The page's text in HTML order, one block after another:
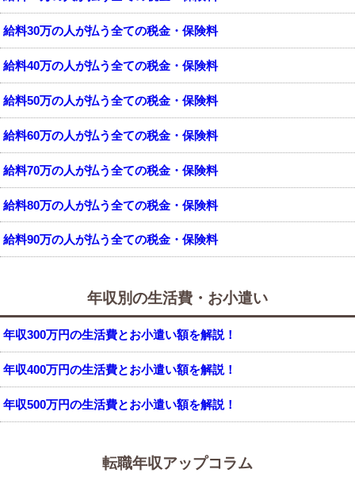
給料30万の人が払う全ての税金・保険料
給料40万の人が払う全ての税金・保険料
給料50万の人が払う全ての税金・保険料
給料60万の人が払う全ての税金・保険料
給料70万の人が払う全ての税金・保険料
給料80万の人が払う全ての税金・保険料
給料90万の人が払う全ての税金・保険料
年収別の生活費・お小遣い
年収300万円の生活費とお小遣い額を解説！
年収400万円の生活費とお小遣い額を解説！
年収500万円の生活費とお小遣い額を解説！
転職年収アップコラム